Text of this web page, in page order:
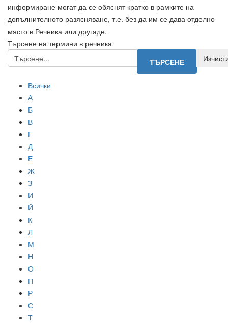
информиране могат да се обяснят кратко в рамките на
допълнителното разясняване, т.е. без да им се дава отделно
място в Речника или другаде.
Търсене на термини в речника
Всички
А
Б
В
Г
Д
Е
Ж
З
И
Й
К
Л
М
Н
О
П
Р
С
Т